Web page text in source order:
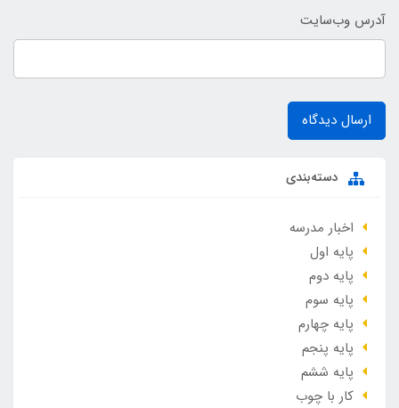
آدرس وب‌سایت
ارسال دیدگاه
دسته‌بندی
اخبار مدرسه
پایه اول
پایه دوم
پایه سوم
پایه چهارم
پایه پنجم
پایه ششم
کار با چوب